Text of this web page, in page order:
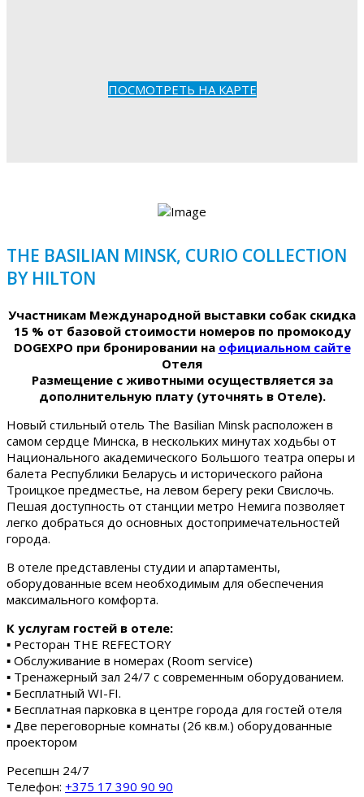
ПОСМОТРЕТЬ НА КАРТЕ
THE BASILIAN MINSK, CURIO COLLECTION
BY HILTON
Участникам Международной выставки собак скидка
15 % от базовой стоимости номеров по промокоду
DOGEXPO при бронировании на официальном сайте
Отеля
Размещение с животными осуществляется за
дополнительную плату (уточнять в Отеле).
Новый стильный отель The Basilian Minsk расположен в
самом сердце Минска, в нескольких минутах ходьбы от
Национального академического Большого театра оперы и
балета Республики Беларусь и исторического района
Троицкое предместье, на левом берегу реки Свислочь.
Пешая доступность от станции метро Немига позволяет
легко добраться до основных достопримечательностей
города.
В отеле представлены студии и апартаменты,
оборудованные всем необходимым для обеспечения
максимального комфорта.
К услугам гостей в отеле:
▪ Ресторан THE REFECTORY
▪ Обслуживание в номерах (Room service)
▪ Тренажерный зал 24/7 с современным оборудованием.
▪ Бесплатный WI-FI.
▪ Бесплатная парковка в центре города для гостей отеля
▪ Две переговорные комнаты (26 кв.м.) оборудованные
проектором
Ресепшн 24/7
Tелефон: +375 17 390 90 90